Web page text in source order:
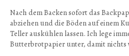
Nach dem Backen sofort das
abziehen und die Böden auf einem
Teller auskühlen lassen. Ich lege
Butterbrotpapier unter, damit nichts